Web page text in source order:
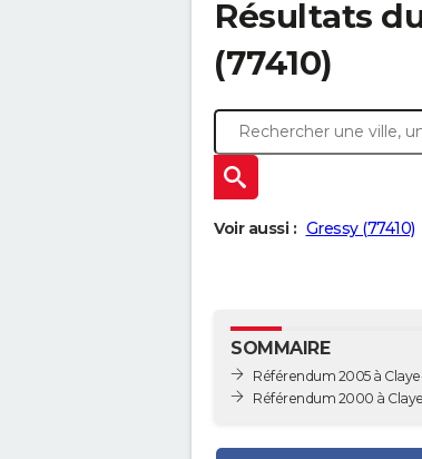
Résultats
(77410)
Voir aussi : Gressy (77410)
SOMMAIRE
Référendum 2005 à
Référendum 2000 à